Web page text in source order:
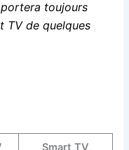
toujours
TV de quelques
Smart TV